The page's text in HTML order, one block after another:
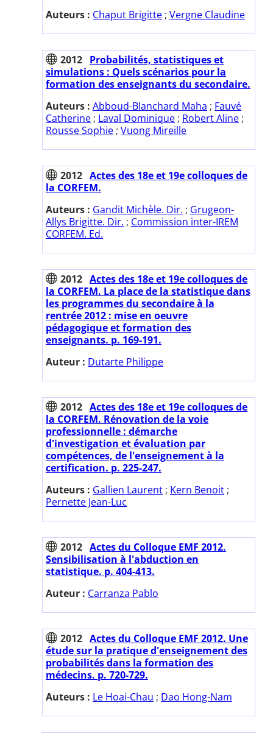
Auteurs : Chaput Brigitte ; Vergne Claudine
2012 Probabilités, statistiques et
simulations : Quels scénarios pour la
formation des enseignants du secondaire.
Auteurs : Abboud-Blanchard Maha ; Fauvé
Catherine ; Laval Dominique ; Robert Aline ;
Rousse Sophie ; Vuong Mireille
2012 Actes des 18e et 19e colloques de
la CORFEM.
Auteurs : Gandit Michèle. Dir. ; Grugeon-
Allys Brigitte. Dir. ; Commission inter-IREM
CORFEM. Ed.
2012 Actes des 18e et 19e colloques de
la CORFEM. La place de la statistique dans
les programmes du secondaire à la
rentrée 2012 : mise en oeuvre
pédagogique et formation des
enseignants. p. 169-191.
Auteur : Dutarte Philippe
2012 Actes des 18e et 19e colloques de
la CORFEM. Rénovation de la voie
professionnelle : démarche
d'investigation et évaluation par
compétences, de l'enseignement à la
certification. p. 225-247.
Auteurs : Gallien Laurent ; Kern Benoit ;
Pernette Jean-Luc
2012 Actes du Colloque EMF 2012.
Sensibilisation à l'abduction en
statistique. p. 404-413.
Auteur : Carranza Pablo
2012 Actes du Colloque EMF 2012. Une
étude sur la pratique d'enseignement des
probabilités dans la formation des
médecins. p. 720-729.
Auteurs : Le Hoai-Chau ; Dao Hong-Nam